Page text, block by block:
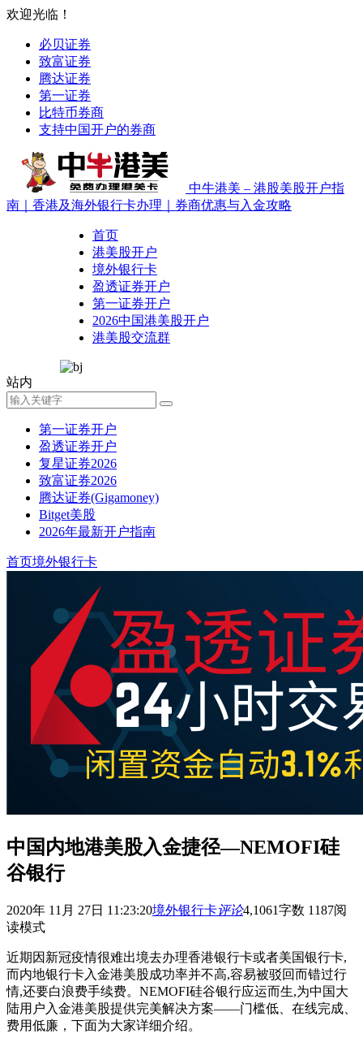
欢迎光临！
必贝证券
致富证券
腾达证券
第一证券
比特币券商
支持中国开户的券商
中牛港美 – 港股美股开户指
南｜香港及海外银行卡办理｜券商优惠与入金攻略
首页
港美股开户
境外银行卡
盈透证券开户
第一证券开户
2026中国港美股开户
港美股交流群
站内
第一证券开户
盈透证券开户
复星证券2026
致富证券2026
腾达证券(Gigamoney)
Bitget美股
2026年最新开户指南
首页境外银行卡
中国内地港美股入金捷径—NEMOFI硅
谷银行
2020年 11月 27日 11:23:20境外银行卡评论4,1061字数 1187阅
读模式
近期因新冠疫情很难出境去办理香港银行卡或者美国银行卡,
而内地银行卡入金港美股成功率并不高,容易被驳回而错过行
情,还要白浪费手续费。NEMOFI硅谷银行应运而生,为中国大
陆用户入金港美股提供完美解决方案——门槛低、在线完成、
费用低廉，下面为大家详细介绍。